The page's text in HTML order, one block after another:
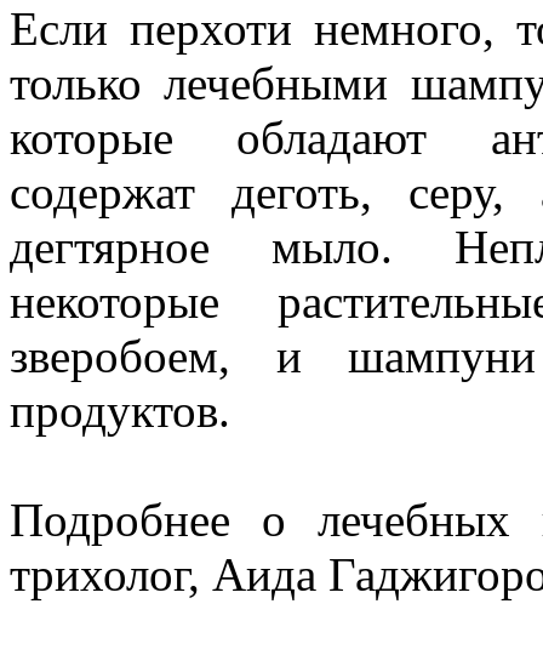
Если перхоти немного,
только лечебными
которые обладают
содержат деготь,
дегтярное мыло.
некоторые
зверобоем, и
продуктов.
Подробнее о лечебных
трихолог, Аида